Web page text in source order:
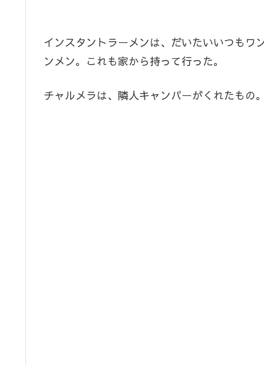
インスタントラーメンは、だいたいいつもワ
ンメン。これも家から持って行った。
チャルメラは、隣人キャンパーがくれたもの